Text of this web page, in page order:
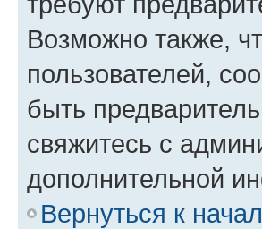
Возможно также,
пользователей,
быть
свяжитесь с
дополнительной
Вернуться к